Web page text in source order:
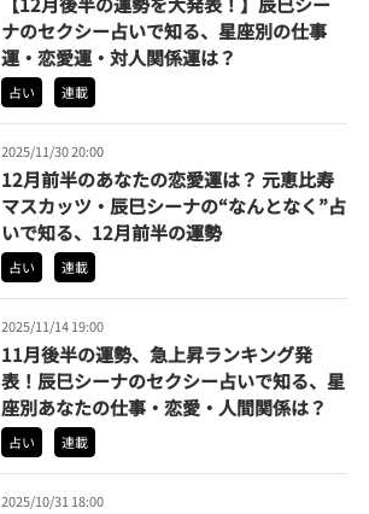
ナのセクシー占いで知る、星座別の仕事
運・恋愛運・対人関係運は？
占い 連載
2025/11/30 20:00
12月前半のあなたの恋愛運は？ 元恵比寿
マスカッツ・辰巳シーナの“なんとなく”占
いで知る、12月前半の運勢
占い 連載
2025/11/14 19:00
11月後半の運勢、急上昇ランキング発
表！辰巳シーナのセクシー占いで知る、星
座別あなたの仕事・恋愛・人間関係は？
占い 連載
2025/10/31 18:00